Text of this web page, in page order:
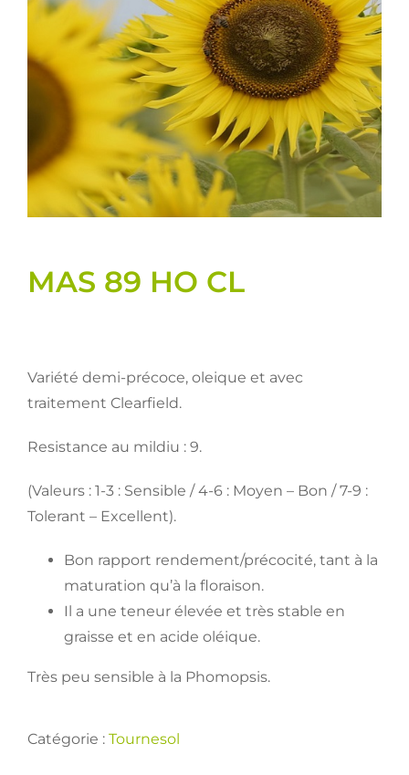
Semences
Divers
Fiches produits
MAS 89 HO CL
Variété demi-précoce, oleique et avec
traitement Clearfield.
Resistance au mildiu : 9.
(Valeurs : 1-3 : Sensible / 4-6 : Moyen – Bon / 7-9 :
Tolerant – Excellent).
Bon rapport rendement/précocité, tant à la
maturation qu’à la floraison.
Il a une teneur élevée et très stable en
graisse et en acide oléique.
Très peu sensible à la Phomopsis.
Catégorie : Tournesol